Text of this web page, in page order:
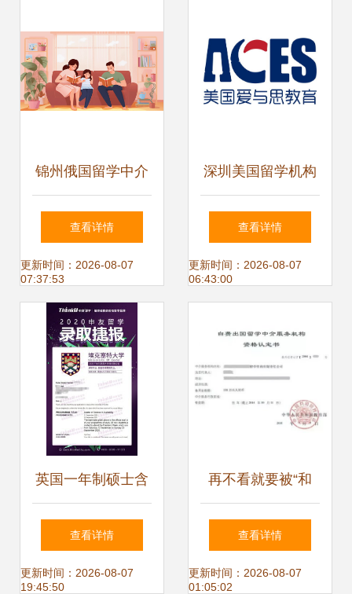
锦州俄国留学中介
公司自费出国留学
中介服务全解读
查看详情
更新时间：2026-08-07
07:37:53
深圳美国留学机构
深度解析 如何选择
靠谱的中介服务
查看详情
更新时间：2026-08-07
06:43:00
英国一年制硕士含
金量大揭秘丨广州
申友留学中介机构
查看详情
更新时间：2026-08-07
19:45:50
再不看就要被“和
谐”了！留法如何找
中介？自费出国留
查看详情
更新时间：2026-08-07
01:05:02